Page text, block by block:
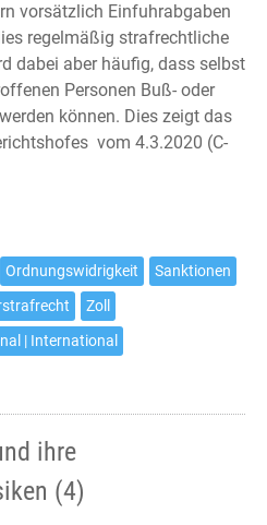
vorsätzlich Einfuhrabgaben
regelmäßig strafrechtliche
dabei aber häufig, dass selbst
Personen Buß- oder
können. Dies zeigt das
vom 4.3.2020 (C-
Ordnungswidrigkeit
Sanktionen
Zoll
| International
ihre
(4)